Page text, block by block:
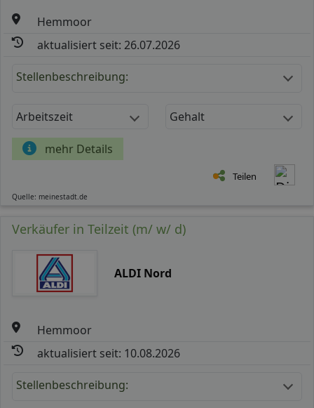
Hemmoor
aktualisiert seit: 26.07.2026
Stellenbeschreibung:
Arbeitszeit Gehalt
mehr Details
Teilen
Quelle: meinestadt.de
Verkäufer in Teilzeit (m/ w/ d)
ALDI Nord
Hemmoor
aktualisiert seit: 10.08.2026
Stellenbeschreibung: